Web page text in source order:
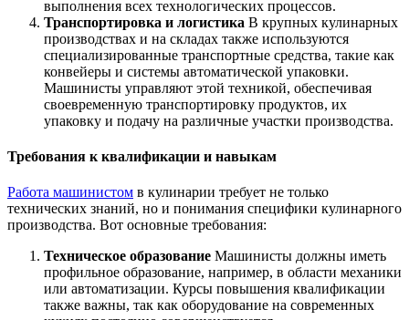
выполнения всех технологических процессов.
Транспортировка и логистика В крупных кулинарных
производствах и на складах также используются
специализированные транспортные средства, такие как
конвейеры и системы автоматической упаковки.
Машинисты управляют этой техникой, обеспечивая
своевременную транспортировку продуктов, их
упаковку и подачу на различные участки производства.
Требования к квалификации и навыкам
Работа машинистом в кулинарии требует не только
технических знаний, но и понимания специфики кулинарного
производства. Вот основные требования:
Техническое образование Машинисты должны иметь
профильное образование, например, в области механики
или автоматизации. Курсы повышения квалификации
также важны, так как оборудование на современных